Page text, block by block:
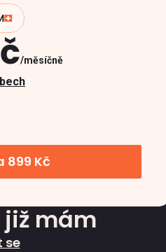
měsíčně
899 Kč
mám
se